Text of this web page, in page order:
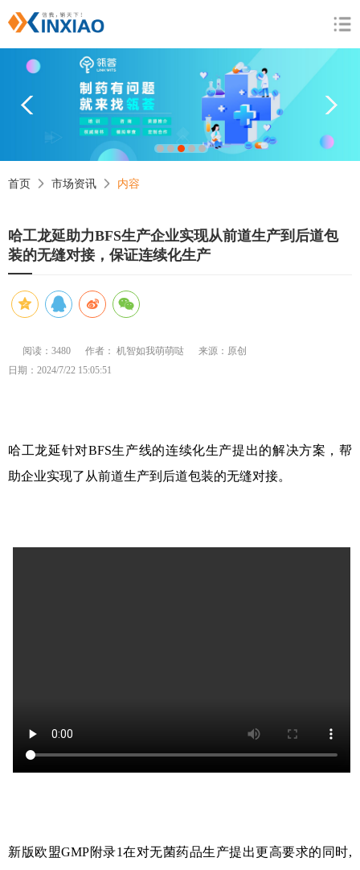
1 2 3 4 5
首页 市场资讯 内容
哈工龙延助力BFS生产企业实现从前道生产到后道包
装的无缝对接，保证连续化生产
阅读：3480 作者： 机智如我萌萌哒
来源：原创
日期：2024/7/22 15:05:51
哈工龙延针对BFS生产线的连续化生产提出的解决方案，帮
助企业实现了从前道生产到后道包装的无缝对接。
新版欧盟GMP附录1在对无菌药品生产提出更高要求的同时,